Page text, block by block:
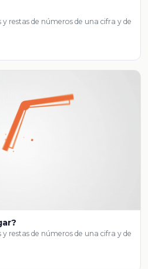
restas de números de una cifra y de
restas de números de una cifra y de